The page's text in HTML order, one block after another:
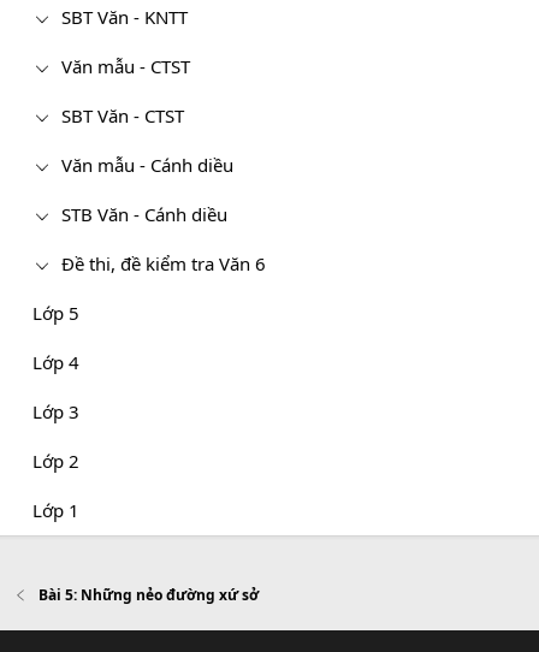
SBT Văn - KNTT
Văn mẫu - CTST
SBT Văn - CTST
Văn mẫu - Cánh diều
STB Văn - Cánh diều
Đề thi, đề kiểm tra Văn 6
Lớp 5
Lớp 4
Lớp 3
Lớp 2
Lớp 1
Bài 5: Những nẻo đường xứ sở